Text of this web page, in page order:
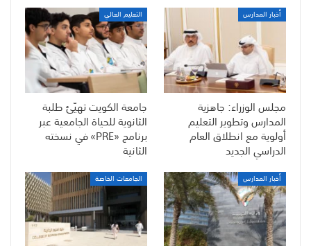
أخبار المدارس
مجلس الوزراء: جاهزية
المدارس وتطوير التعليم
أولوية مع انطلاق العام
الدراسي الجديد
التعليم العالي
جامعة الكويت تهيّئ طلبة
الثانوية للحياة الجامعية عبر
برنامج «PRE» في نسخته
الثانية
أخبار المدارس الجامعات الخاصة